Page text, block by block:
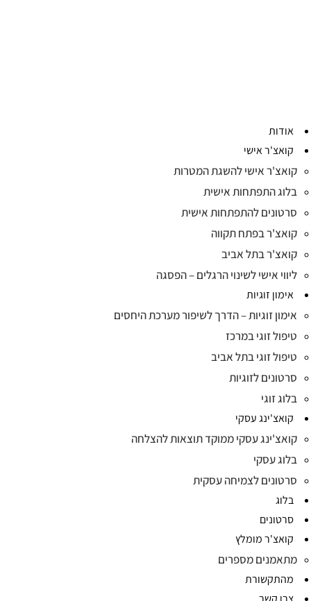
אודות
קואצ'ר אישי
קואצ'ר אישי להשגת המטרות
בלוג התפתחות אישית
סרטונים להתפתחות אישית
קואצ'ר בפתח תקווה
קואצ'ר בתל אביב
ליווי אישי לשינוי הרגלים – הפסגה
אימון זוגיות
אימון זוגיות – הדרך לשיפור מערכת היחסים
טיפול זוגי במרכז
טיפול זוגי בתל אביב
סרטונים לזוגיות
בלוג זוגי
קואצ'ינג עסקי
קואצ'ינג עסקי ממוקד תוצאות להצלחה
בלוג עסקי
סרטונים לצמיחה עסקית
בלוג
סרטונים
קואצ'ר מומלץ
מתאמנים מספרים
מהתקשורת